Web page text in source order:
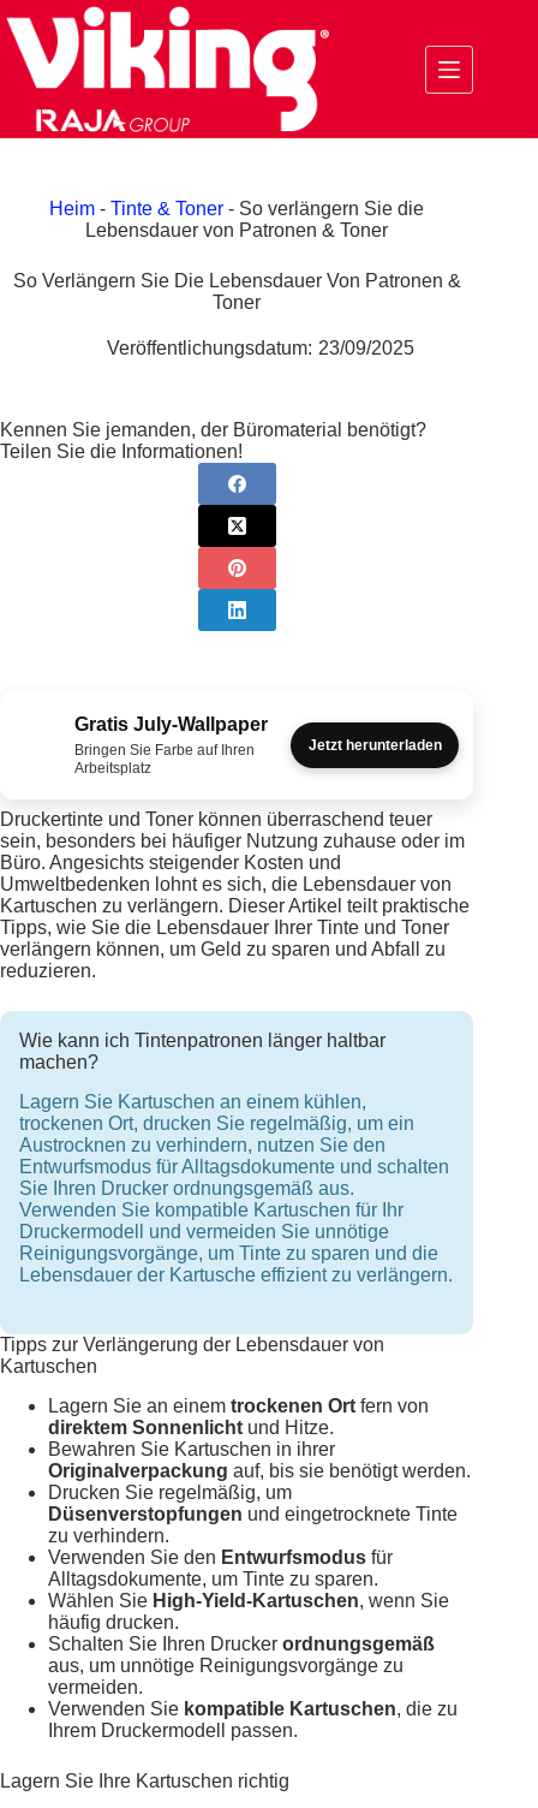
Inhalt
springen
Heim -Tinte & Toner - So verlängern Sie die
Lebensdauer von Patronen & Toner
So Verlängern Sie Die Lebensdauer Von Patronen &
Toner
Veröffentlichungsdatum: 23/09/2025
Kennen Sie jemanden, der Büromaterial benötigt?
Teilen Sie die Informationen!
Gratis July-Wallpaper
Bringen Sie Farbe auf Ihren
Arbeitsplatz
Jetzt herunterladen
Druckertinte und Toner können überraschend teuer
sein, besonders bei häufiger Nutzung zuhause oder im
Büro. Angesichts steigender Kosten und
Umweltbedenken lohnt es sich, die Lebensdauer von
Kartuschen zu verlängern. Dieser Artikel teilt praktische
Tipps, wie Sie die Lebensdauer Ihrer Tinte und Toner
verlängern können, um Geld zu sparen und Abfall zu
reduzieren.
Wie kann ich Tintenpatronen länger haltbar
machen?
Lagern Sie Kartuschen an einem kühlen,
trockenen Ort, drucken Sie regelmäßig, um ein
Austrocknen zu verhindern, nutzen Sie den
Entwurfsmodus für Alltagsdokumente und schalten
Sie Ihren Drucker ordnungsgemäß aus.
Verwenden Sie kompatible Kartuschen für Ihr
Druckermodell und vermeiden Sie unnötige
Reinigungsvorgänge, um Tinte zu sparen und die
Lebensdauer der Kartusche effizient zu verlängern.
Tipps zur Verlängerung der Lebensdauer von
Kartuschen
Lagern Sie an einem trockenen Ort fern von
direktem Sonnenlicht und Hitze.
Bewahren Sie Kartuschen in ihrer
Originalverpackung auf, bis sie benötigt werden.
Drucken Sie regelmäßig, um
Düsenverstopfungen und eingetrocknete Tinte
zu verhindern.
Verwenden Sie den Entwurfsmodus für
Alltagsdokumente, um Tinte zu sparen.
Wählen Sie High-Yield-Kartuschen, wenn Sie
häufig drucken.
Schalten Sie Ihren Drucker ordnungsgemäß
aus, um unnötige Reinigungsvorgänge zu
vermeiden.
Verwenden Sie kompatible Kartuschen, die zu
Ihrem Druckermodell passen.
Lagern Sie Ihre Kartuschen richtig